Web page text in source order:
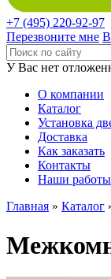
+7 (495) 220-92-97
Перезвоните мне
У Вас нет
О компании
Каталог
Установка
Доставка
Как заказать
Контакты
Наши работы
Главная » Каталог